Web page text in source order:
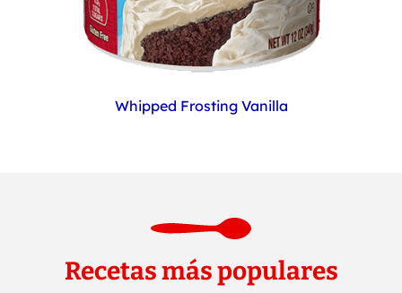
Whipped Frosting Vanilla
Recetas más populares